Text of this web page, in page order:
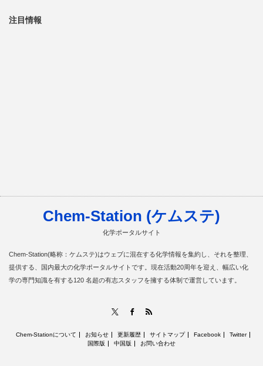
注目情報
Chem-Station (ケムステ)
化学ポータルサイト
Chem-Station(略称：ケムステ)はウェブに混在する化学情報を集約し、それを整理、
提供する、国内最大の化学ポータルサイトです。現在活動20周年を迎え、幅広い化
学の専門知識を有する120 名超の有志スタッフを擁する体制で運営しています。
Facebook
Chem-Stationについて お知らせ 更新履歴 サイトマップ Facebook
Twitter
国際版
中国版 お問い合わせ